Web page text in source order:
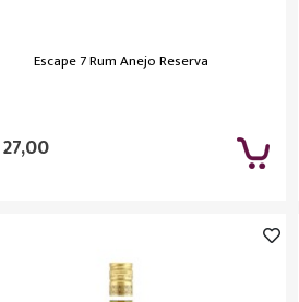
Escape 7 Rum Anejo Reserva
27,00